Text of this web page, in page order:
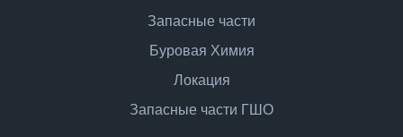
Запасные части
Буровая Химия
Локация
Запасные части ГШО